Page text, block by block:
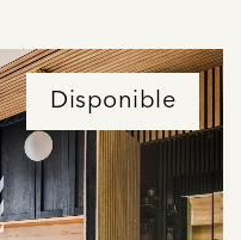
Disponible